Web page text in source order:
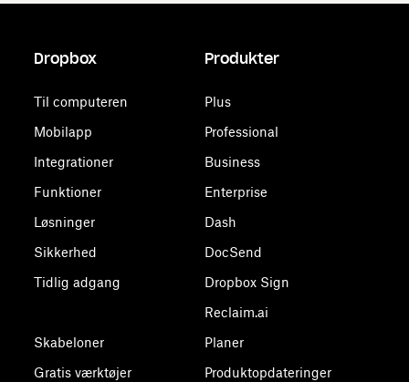
Dropbox
Til computeren
Mobilapp
Integrationer
Funktioner
Løsninger
Sikkerhed
Tidlig adgang
Skabeloner
Gratis værktøjer
Produkter
Plus
Professional
Business
Enterprise
Dash
DocSend
Dropbox Sign
Reclaim.ai
Planer
Produktopdateringer